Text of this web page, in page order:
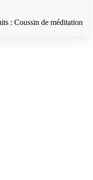
: Coussin de méditation